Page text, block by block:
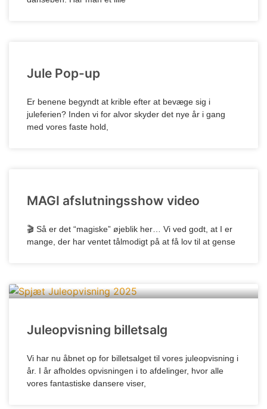
Jule Pop-up
Er benene begyndt at krible efter at bevæge sig i
juleferien? Inden vi for alvor skyder det nye år i gang
med vores faste hold,
MAGI afslutningsshow video
🎬 Så er det “magiske” øjeblik her… Vi ved godt, at I er
mange, der har ventet tålmodigt på at få lov til at gense
Juleopvisning billetsalg
Vi har nu åbnet op for billetsalget til vores juleopvisning i
år. I år afholdes opvisningen i to afdelinger, hvor alle
vores fantastiske dansere viser,